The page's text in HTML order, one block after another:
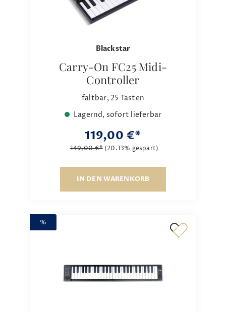
Blackstar
Carry-On FC25 Midi-
Controller
faltbar, 25 Tasten
Lagernd, sofort lieferbar
119,00 €*
149,00 €* (20.13% gespart)
IN DEN WARENKORB
%